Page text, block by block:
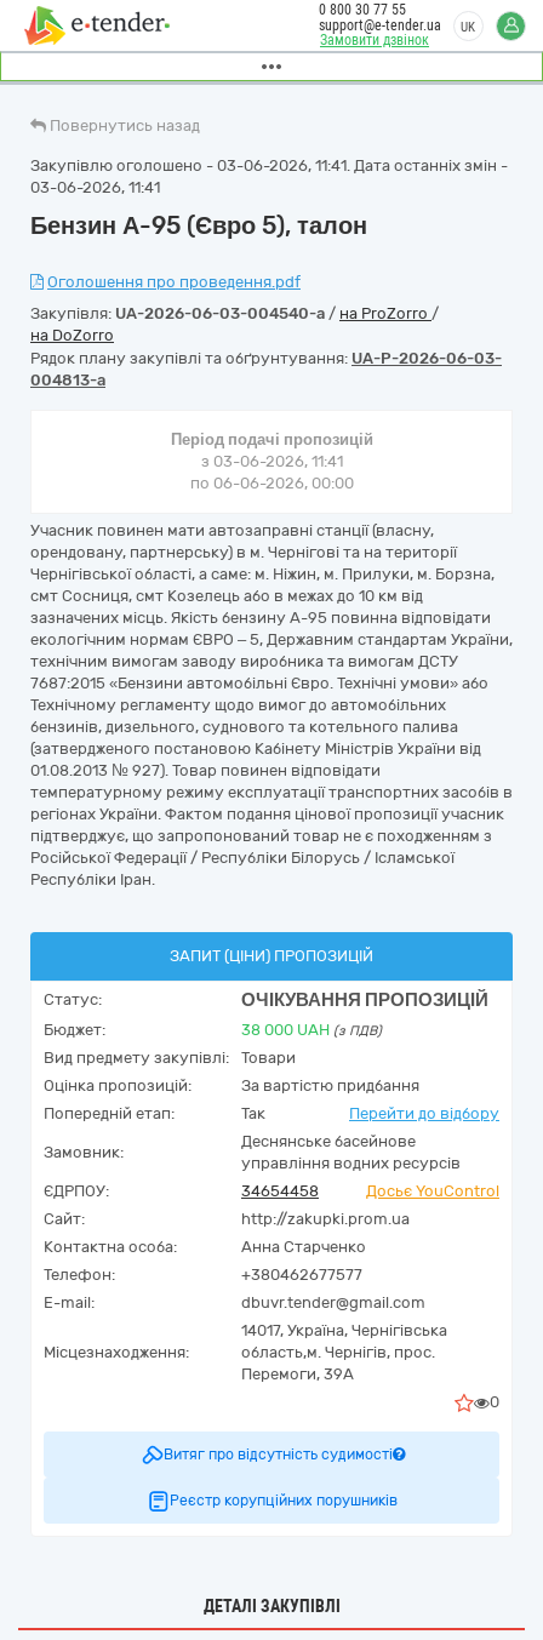
Замовити дзвінок
0 800 30 77 55
support@e-tender.ua
UK
Повернутись назад
Закупівлю оголошено - 03-06-2026, 11:41. Дата останніх змін -
03-06-2026, 11:41
Бензин А-95 (Євро 5), талон
Оголошення про проведення.pdf
Закупівля: UA-2026-06-03-004540-a / на ProZorro /
на DoZorro
Рядок плану закупівлі та обґрунтування: UA-P-2026-06-03-
004813-a
Період подачі пропозицій
з 03-06-2026, 11:41
по 06-06-2026, 00:00
Учасник повинен мати автозаправні станції (власну,
орендовану, партнерську) в м. Чернігові та на території
Чернігівської області, а саме: м. Ніжин, м. Прилуки, м. Борзна,
смт Сосниця, смт Козелець або в межах до 10 км від
зазначених місць. Якість бензину А-95 повинна відповідати
екологічним нормам ЄВРО – 5, Державним стандартам України,
технічним вимогам заводу виробника та вимогам ДСТУ
7687:2015 «Бензини автомобільні Євро. Технічні умови» або
Технічному регламенту щодо вимог до автомобільних
бензинів, дизельного, суднового та котельного палива
(затвердженого постановою Кабінету Міністрів України від
01.08.2013 № 927). Товар повинен відповідати
температурному режиму експлуатації транспортних засобів в
регіонах України. Фактом подання цінової пропозиції учасник
підтверджує, що запропонований товар не є походженням з
Російської Федерації / Республіки Білорусь / Ісламської
Республіки Іран.
ЗАПИТ (ЦІНИ) ПРОПОЗИЦІЙ
Статус: ОЧІКУВАННЯ ПРОПОЗИЦІЙ
Бюджет: 38 000 UAH (з ПДВ)
Вид предмету закупівлі:
Товари
Оцінка пропозицій:
За вартістю придбання
Попередній етап:
Так Перейти до відбору
Замовник:
Деснянське басейнове
управління водних ресурсів
ЄДРПОУ:
34654458
Досьє YouControl
Сайт:
http://zakupki.prom.ua
Контактна особа:
Анна Старченко
Телефон:
+380462677577
E-mail:
dbuvr.tender@gmail.com
Місцезнаходження:
14017, Україна, Чернігівська
область,м. Чернігів, прос.
Перемоги, 39А
0
Витяг про відсутність судимості
Реєстр корупційних порушників
ДЕТАЛІ ЗАКУПІВЛІ